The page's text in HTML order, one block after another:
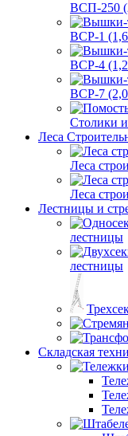
ВСП-250
ВСР-1
ВСР-4
ВСР-7
Столики
Леса
Леса
Леса
Лестницы и
лестницы
лестницы
Складская